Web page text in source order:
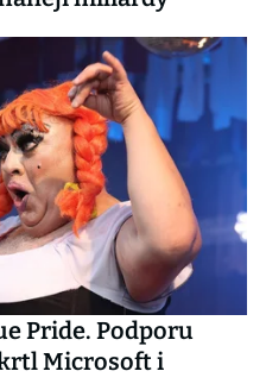
Pride. Podporu
Microsoft i